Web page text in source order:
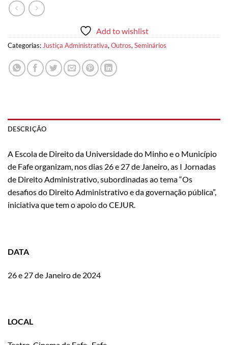
Add to wishlist
Categorias:Justiça Administrativa,Outros,Seminários
DESCRIÇÃO
A Escola de Direito da Universidade do Minho e o Município
de Fafe organizam, nos dias 26 e 27 de Janeiro, as I Jornadas
de Direito Administrativo, subordinadas ao tema “Os
desafios do Direito Administrativo e da governação pública”,
iniciativa que tem o apoio do CEJUR.
DATA
26 e 27 de Janeiro de 2024
LOCAL